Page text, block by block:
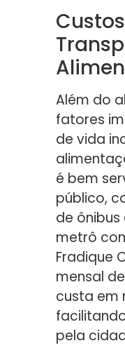
Além do
fatores
de vida
é bem
público,
de
metrô
Fradique
mensal
custa em
pela